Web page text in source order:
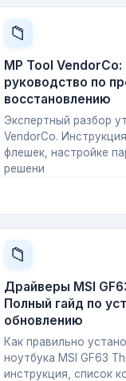
📁
MP Tool
руководство по
восстановлению
Экспертный разбор
VendorCo.
флешек, настройке
решени
📁
Драйверы MSI
Полный гайд по
обновлению
Как правильно
ноутбука MSI GF63
инструкция, список